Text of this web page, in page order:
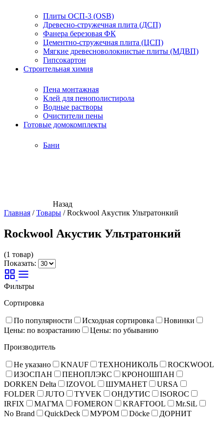
Плиты ОСП-3 (OSB)
Древесно-стружечная плита (ДСП)
Фанера березовая ФК
Цементно-стружечная плита (ЦСП)
Мягкие древесноволокнистые плиты (МДВП)
Гипсокартон
Строительная химия
Пена монтажная
Клей для пенополистирола
Водные растворы
Очистители пены
Готовые домокомплекты
Бани
Назад
Главная /Товары /Rockwool Акустик Ультратонкий
Rockwool Акустик Ультратонкий
(1 товар)
Показать:
Фильтры
Сортировка
По популярности Исходная сортировка
Новинки
Цены: по возрастанию
Цены: по убыванию
Производитель
Не указано KNAUF ТЕХНОНИКОЛЬ
ROCKWOOL
ИЗОСПАН
ПЕНОПЛЭКС
КРОНОШПАН
DORKEN Delta
IZOVOL ШУМАНЕТ
URSA
FOLDER
JUTO TYVEK ОНДУТИС
ISOROC
IRFIX
МАГМА FOMERON KRAFTOOL
Mr.SiL
No Brand
QuickDeck МУРОМ Döcke
ДОРНИТ